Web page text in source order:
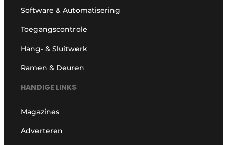
Software & Automatisering
Toegangscontrole
Hang- & Sluitwerk
Ramen & Deuren
HANDIGE LINKS
Magazines
Adverteren